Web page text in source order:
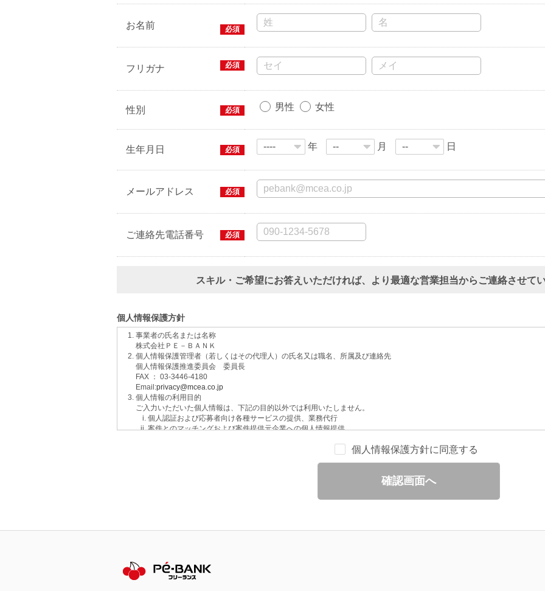
お名前 必須
フリガナ 必須
性別 必須 男性 女性
生年月日 必須 年 月 日
メールアドレス 必須
ご連絡先電話番号 必須
スキル・ご希望にお答えいただければ、より最適な営業担当からご連絡させて
個人情報保護方針
事業者の氏名または名称
株式会社ＰＥ－ＢＡＮＫ
個人情報保護管理者（若しくはその代理人）の氏名又は職名、所属及び連絡先
個人情報保護推進委員会 委員長
FAX ： 03-3446-4180
Email:privacy@mcea.co.jp
個人情報の利用目的
ご入力いただいた個人情報は、下記の目的以外では利用いたしません。
個人認証および応募者向け各種サービスの提供、業務代行
案件とのマッチングおよび案件提供元企業への個人情報提供
当社運営のウェブサイト訪問前にクリックされている広告の情報（クリック日や広告掲載サイトなど）を取得のうえ、情
取得した個人情報は法令等による場合を除いて第三者に提供することはありません。
保有個人データの開示等および問い合わせ窓口について
開示等に応ずる窓口は、下記 個人情報相談窓口になります。
認定個人情報保護団体の名称および、苦情の解決の申出先
個人情報保護方針に同意する
確認画面へ